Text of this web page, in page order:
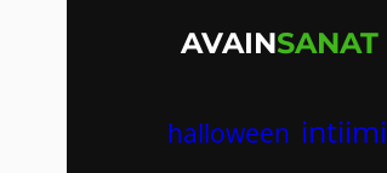
AVAINSANAT
halloween intiimi